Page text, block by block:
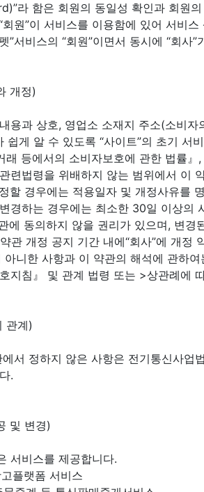
라 함은 회원의 동일성 확인과 회원
회원”이 서비스를 이용함에 있어 서비
”서비스의 “회원”이면서 동시에 “회
개정)
내용과 상호, 영업소 소재지 주소(소비
쉽게 알 수 있도록 “사이트”의 초기
래 등에서의 소비자보호에 관한 법률
련법령을 위배하지 않는 범위에서 이
할 경우에는 적용일자 및 개정사유를
경하는 경우에는 최소한 30일 이상의
에 동의하지 않을 권리가 있으며, 변
관 개정 공지 기간 내에“회사”에 개
니한 사항과 이 약관의 해석에 관하
지침』 및 관계 법령 또는 >상관례에
관계)
서 정하지 않은 사항은 전기통신사
.
및 변경)
서비스를 제공합니다.
플랫폼 서비스